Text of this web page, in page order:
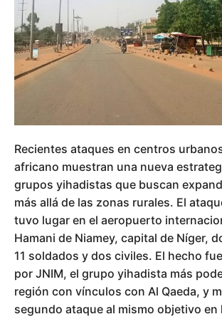
Recientes ataques en centros
africano muestran una nueva
grupos yihadistas que buscan
más allá de las zonas rurales. El
tuvo lugar en el aeropuerto
Hamani de Niamey, capital de Níger,
11 soldados y dos civiles. El hecho
por JNIM, el grupo yihadista más
región con vínculos con Al Qaeda, y
segundo ataque al mismo objetivo en